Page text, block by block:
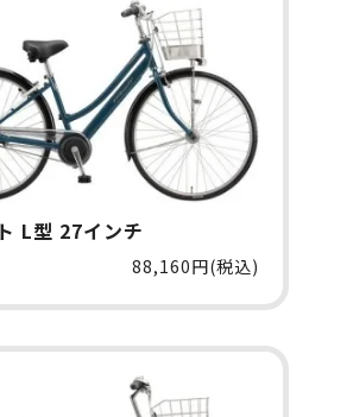
L型 27インチ
88,160円(税込)